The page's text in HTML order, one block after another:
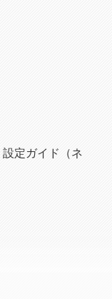
定ガイド（ネ